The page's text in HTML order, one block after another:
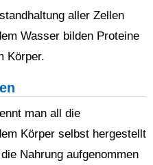
aller Zellen
Wasser bilden Proteine
Körper.
man all die
Körper selbst hergestellt
Nahrung aufgenommen